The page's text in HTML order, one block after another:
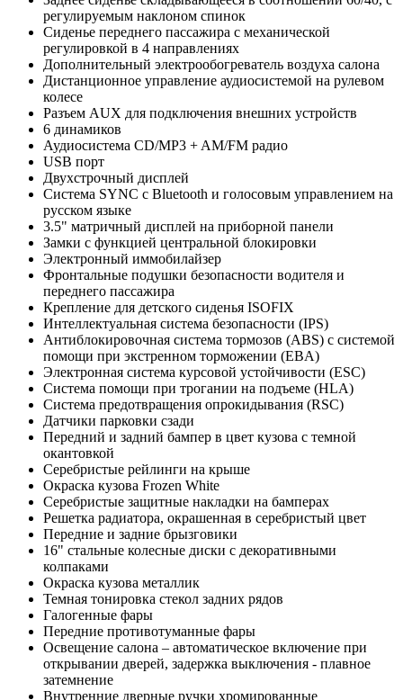
регулируемым наклоном спинок
Сиденье переднего пассажира с механической
регулировкой в 4 направлениях
Дополнительный электрообогреватель воздуха салона
Дистанционное управление аудиосистемой на рулевом
колесе
Разъем AUX для подключения внешних устройств
6 динамиков
Аудиосистема CD/MP3 + AM/FM радио
USB порт
Двухстрочный дисплей
Система SYNC c Bluetooth и голосовым управлением на
русском языке
3.5" матричный дисплей на приборной панели
Замки с функцией центральной блокировки
Электронный иммобилайзер
Фронтальные подушки безопасности водителя и
переднего пассажира
Крепление для детского сиденья ISOFIX
Интеллектуальная система безопасности (IPS)
Антиблокировочная система тормозов (ABS) с системой
помощи при экстренном торможении (EBA)
Электронная система курсовой устойчивости (ESC)
Система помощи при трогании на подъеме (HLA)
Система предотвращения опрокидывания (RSC)
Датчики парковки сзади
Передний и задний бампер в цвет кузова с темной
окантовкой
Серебристые рейлинги на крыше
Окраска кузова Frozen White
Серебристые защитные накладки на бамперах
Решетка радиатора, окрашенная в серебристый цвет
Передние и задние брызговики
16" стальные колесные диски с декоративными
колпаками
Окраска кузова металлик
Темная тонировка стекол задних рядов
Галогенные фары
Передние противотуманные фары
Освещение салона – автоматическое включение при
открывании дверей, задержка выключения - плавное
затемнение
Внутренние дверные ручки хромированные